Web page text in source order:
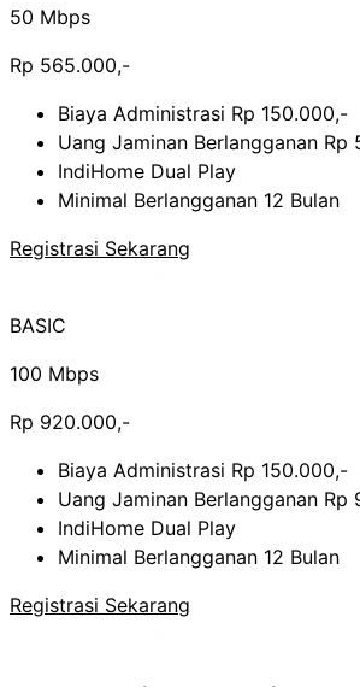
50 Mbps
Rp 565.000,-
Biaya Administrasi Rp 150.000,-
Uang Jaminan Berlangganan Rp
IndiHome Dual Play
Minimal Berlangganan 12 Bulan
Registrasi Sekarang
BASIC
100 Mbps
Rp 920.000,-
Biaya Administrasi Rp 150.000,-
Uang Jaminan Berlangganan Rp
IndiHome Dual Play
Minimal Berlangganan 12 Bulan
Registrasi Sekarang